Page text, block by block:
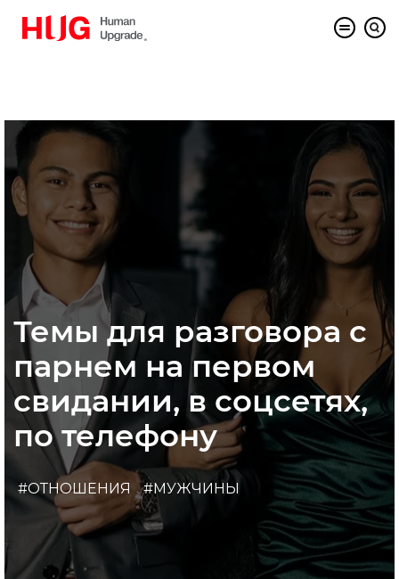
Темы для разговора с
парнем на первом
свидании, в соцсетях,
по телефону
#ОТНОШЕНИЯ #МУЖЧИНЫ